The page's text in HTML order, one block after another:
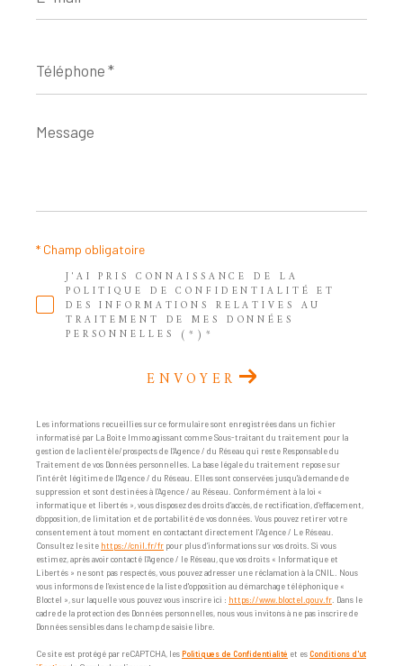
*
*
Message
*
J'AI PRIS CONNAISSANCE DE LA
POLITIQUE DE CONFIDENTIALITÉ ET
DES INFORMATIONS RELATIVES AU
TRAITEMENT DE MES DONNÉES
PERSONNELLES (*)*
* Champ obligatoire
ENVOYER
Les informations recueillies sur ce formulaire sont enregistrées dans un fichier
informatisé par La Boite Immo agissant comme Sous-traitant du traitement pour la
gestion de la clientèle/prospects de l'Agence / du Réseau qui reste Responsable du
Traitement de vos Données personnelles. La base légale du traitement repose sur
l'intérêt légitime de l'Agence / du Réseau. Elles sont conservées jusqu'à demande de
suppression et sont destinées à l'Agence / au Réseau. Conformément à la loi «
informatique et libertés », vous disposez des droits d’accès, de rectification, d’effacement,
d’opposition, de limitation et de portabilité de vos données. Vous pouvez retirer votre
consentement à tout moment en contactant directement l’Agence / Le Réseau.
Consultez le site https://cnil.fr/fr pour plus d’informations sur vos droits. Si vous
estimez, après avoir contacté l'Agence / le Réseau, que vos droits « Informatique et
Libertés » ne sont pas respectés, vous pouvez adresser une réclamation à la CNIL. Nous
vous informons de l’existence de la liste d'opposition au démarchage téléphonique «
Bloctel », sur laquelle vous pouvez vous inscrire ici : https://www.bloctel.gouv.fr . Dans le
cadre de la protection des Données personnelles, nous vous invitons à ne pas inscrire de
Données sensibles dans le champ de saisie libre.
Ce site est protégé par reCAPTCHA, lesPolitiques de Confidentialité et esConditions d'ut